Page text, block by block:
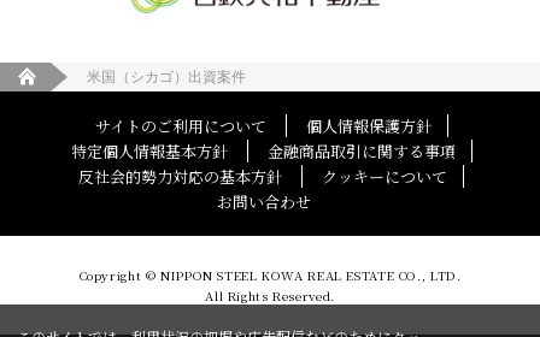
米国（シカゴ）出資案件
サイトのご利用について
個人情報保護方針
特定個人情報基本方針
金融商品取引に関する事項
反社会的勢力対応の基本方針
クッキーについて
お問い合わせ
Copyright © NIPPON STEEL KOWA REAL ESTATE CO., LTD.
All Rights Reserved.